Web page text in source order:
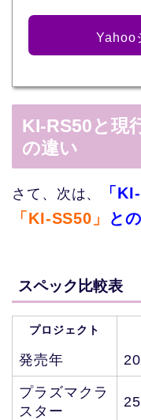
Yahoo
KI-RS50と現
の違い
さて、次は、
「
「KI-SS50」
と
スペック比較表
プロジェクト
発売年
プラズマクラ
スター